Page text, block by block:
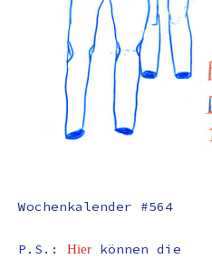
Wochenkalender #564
P.S.: Hier können die